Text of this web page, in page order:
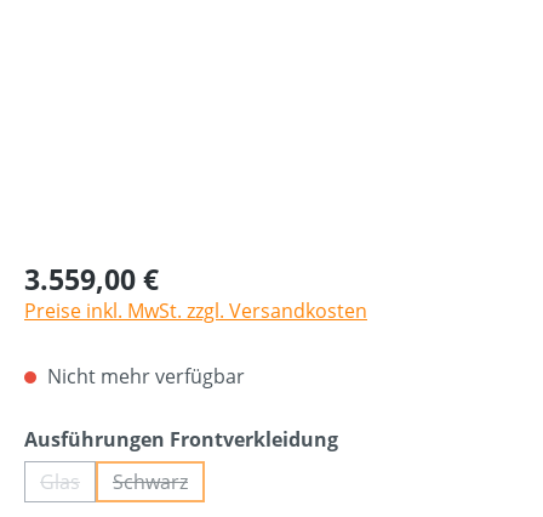
3.559,00 €
Preise inkl. MwSt. zzgl. Versandkosten
Nicht mehr verfügbar
Ausführungen Frontverkleidungauswählen
Glas(Diese Option ist zurzeit nicht verfügbar.)
Schwarz(Diese Option ist zurzeit nicht verfügbar.)